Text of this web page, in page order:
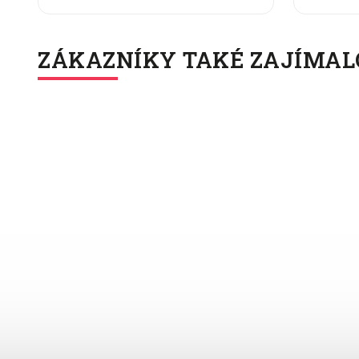
ZÁKAZNÍKY TAKÉ